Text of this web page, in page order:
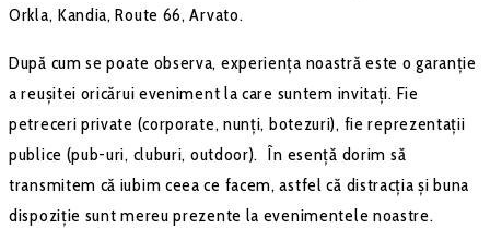
Orkla, Kandia, Route 66, Arvato.
După cum se poate observa, experiența noastră este o garanție
a reușitei oricărui eveniment la care suntem invitați. Fie
petreceri private (corporate, nunți, botezuri), fie reprezentații
publice (pub-uri, cluburi, outdoor). În esență dorim să
transmitem că iubim ceea ce facem, astfel că distracția și buna
dispoziție sunt mereu prezente la evenimentele noastre.